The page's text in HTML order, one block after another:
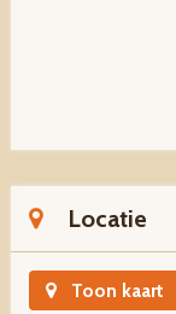
Locatie
Toon kaart